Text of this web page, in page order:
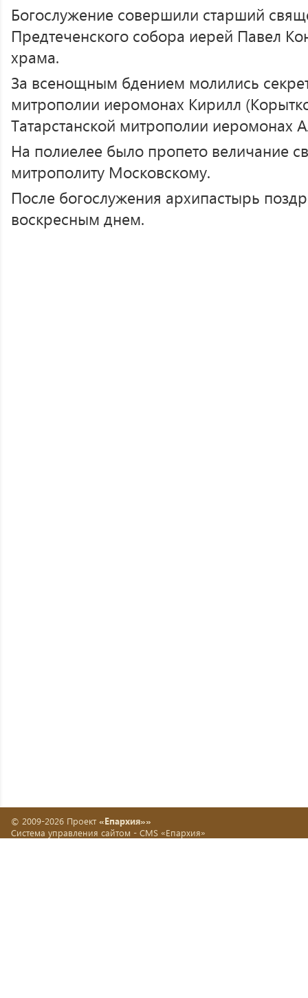
Богослужение совершили старший
Предтеченского собора иерей Павел
храма.
За всенощным бдением молились
митрополии иеромонах Кирилл
Татарстанской митрополии иеромонах
На полиелее было пропето величание
митрополиту Московскому.
После богослужения архипастырь
воскресным днем.
© 2009-2026 Проект «Епархия»»
Система управления сайтом - CMS «Епархия»